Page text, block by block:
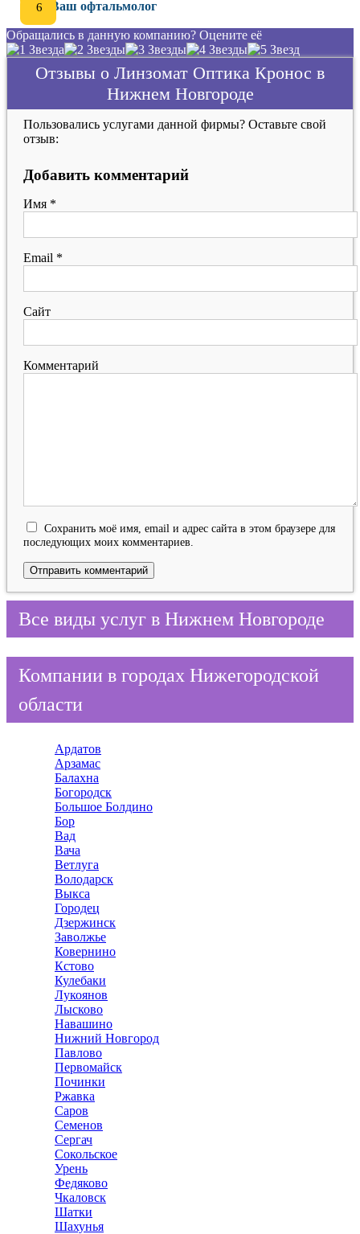
Ваш офтальмолог
Обращались в данную компанию? Оцените её
Отзывы о Линзомат Оптика Кронос в
Нижнем Новгороде
Пользовались услугами данной фирмы? Оставьте свой
отзыв:
Добавить комментарий
Имя *
Email *
Сайт
Комментарий
Сохранить моё имя, email и адрес сайта в этом браузере для
последующих моих комментариев.
Все виды услуг в Нижнем Новгороде
Компании в городах Нижегородской
области
Ардатов
Арзамас
Балахна
Богородск
Большое Болдино
Бор
Вад
Вача
Ветлуга
Володарск
Выкса
Городец
Дзержинск
Заволжье
Ковернино
Кстово
Кулебаки
Лукоянов
Лысково
Навашино
Нижний Новгород
Павлово
Первомайск
Починки
Ржавка
Саров
Семенов
Сергач
Сокольское
Урень
Федяково
Чкаловск
Шатки
Шахунья